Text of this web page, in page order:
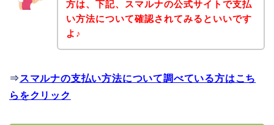
方は、下記、スマルナの公式サイトで支払
い方法について確認されてみるといいです
よ♪
⇒ スマルナの支払い方法について調べている方はこち
らをクリック